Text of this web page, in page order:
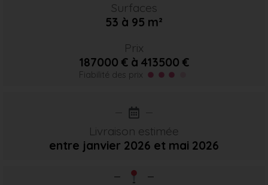
Surfaces
53 à 95 m²
Prix
187000 € à 413500 €
Fiabilité des prix
Livraison estimée
entre janvier 2026 et mai 2026